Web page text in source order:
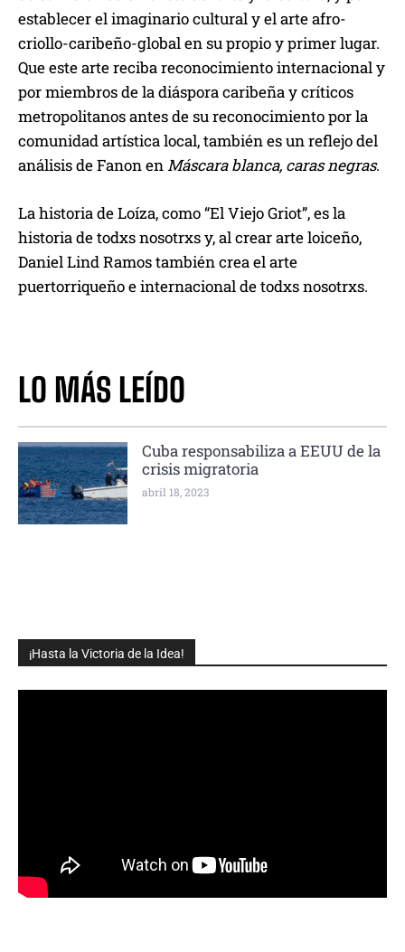
¡Hasta la Victoria de la Idea!
establecer el imaginario cultural y el arte afro-
criollo-caribeño-global en su propio y primer lugar.
Que este arte reciba reconocimiento internacional y
por miembros de la diáspora caribeña y críticos
metropolitanos antes de su reconocimiento por la
comunidad artística local, también es un reflejo del
análisis de Fanon enMáscara blanca, caras negras.
La historia de Loíza, como “El Viejo Griot”, es la
historia de todxs nosotrxs y, al crear arte loiceño,
Daniel Lind Ramos también crea el arte
puertorriqueño e internacional de todxs nosotrxs.
LO MÁS LEÍDO
Cuba responsabiliza a EEUU de la
crisis migratoria
abril 18, 2023